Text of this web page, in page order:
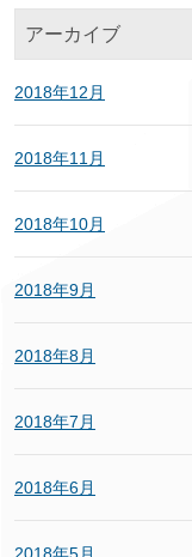
アーカイブ
2018年12月
2018年11月
2018年10月
2018年9月
2018年8月
2018年7月
2018年6月